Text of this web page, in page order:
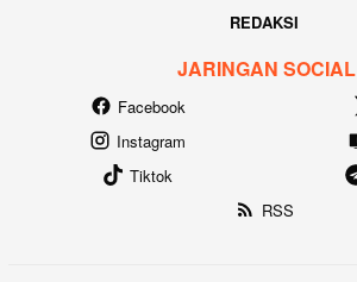
REDAKSI
JARINGAN SOCIAL
Facebook
Instagram
Tiktok
RSS